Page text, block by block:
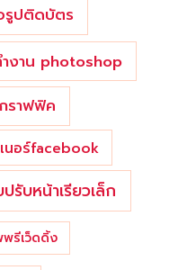
ปติดบัตร
งาน photoshop
ราฟฟิค
นอร์facebook
ปรับหน้าเรียวเล็ก
รีเว็ดดิ้ง